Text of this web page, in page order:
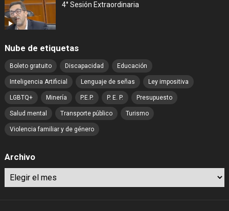
4° Sesión Extraordinaria
Nube de etiquetas
Boleto gratuito Discapacidad Educación
Inteligencia Artificial Lenguaje de señas Ley impositiva
LGBTQ+ Minería P.E.P. P. E. P. Presupuesto
Salud mental Transporte público Turismo
Violencia familiar y de género
Archivo
Archivo